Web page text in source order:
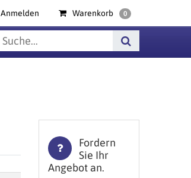
Anmelden Warenkorb 0
Fordern
Sie Ihr
Angebot an.